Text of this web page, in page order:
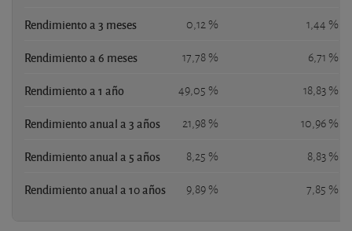
Rendimiento a 3 meses 0,12 % 1,44 %
Rendimiento a 6 meses 17,78 % 6,71 %
Rendimiento a 1 año 49,05 % 18,83 %
Rendimiento anual a 3 años 21,98 % 10,96 %
Rendimiento anual a 5 años 8,25 % 8,83 %
Rendimiento anual a 10 años 9,89 % 7,85 %